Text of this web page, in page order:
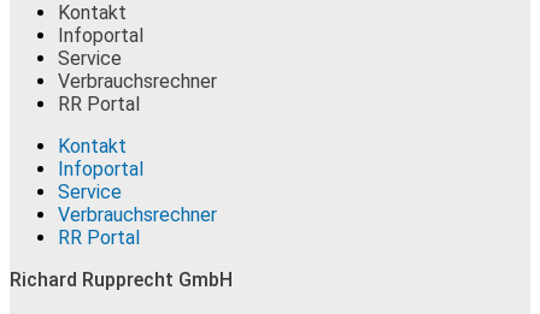
Kontakt
Infoportal
Service
Verbrauchsrechner
RR Portal
Kontakt
Infoportal
Service
Verbrauchsrechner
RR Portal
Richard Rupprecht GmbH